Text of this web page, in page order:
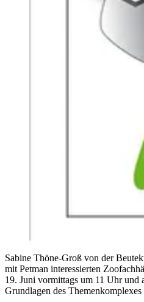
Sabine Thöne-Groß von der
mit Petman interessierten
19. Juni vormittags um 11 Uhr und
Grundlagen des